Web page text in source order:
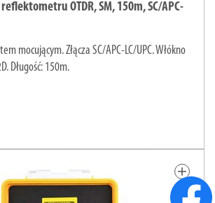
OTDR, SM, 150m, SC/APC-
mocującym. Złącza SC/APC-LC/UPC. Włókno
Długość: 150m.
add